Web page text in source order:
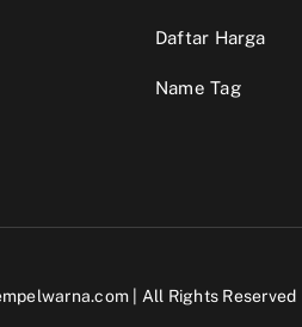
Daftar Harga
Name Tag
| All Rights Reserved